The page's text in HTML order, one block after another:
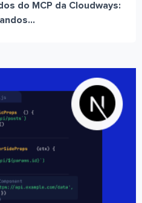
do MCP da Cloudways: